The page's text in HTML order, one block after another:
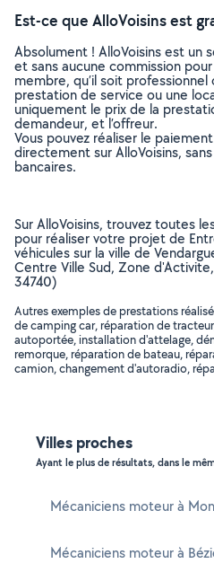
Est-ce que AlloVoisins est
Absolument ! AlloVoisins est un
et sans aucune commission
membre, qu’il soit
prestation de service ou une
uniquement le prix de la
demandeur, et l’offreur.
Vous pouvez réaliser le
directement sur AlloVoisins,
bancaires.
Sur AlloVoisins, trouvez toutes
pour réaliser votre projet de
véhicules sur la ville de
Centre Ville Sud, Zone
34740)
Autres exemples de prestations
de camping car, réparation de
autoportée, installation d'attelage,
remorque, réparation de bateau,
camion, changement d'autoradio,
Villes proches
Ayant le plus de résultats, dans le
Mécaniciens moteur à
Mécaniciens moteur à